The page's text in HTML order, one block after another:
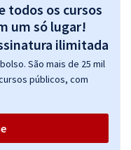
todos os cursos
um só lugar!
São mais de 25 mil
públicos, com